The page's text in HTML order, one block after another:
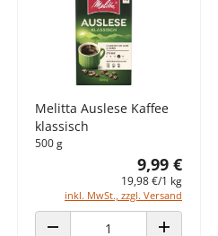
Melitta Auslese Kaffee
klassisch
500 g
9,99 €
19,98 €/1 kg
inkl. MwSt., zzgl. Versand